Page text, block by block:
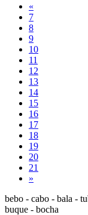
«
7
8
9
10
11
12
13
14
15
16
17
18
19
20
21
»
bebo - cabo - bala -
buque - bocha